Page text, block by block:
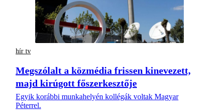
hír tv
Megszólalt a közmédia frissen kinevezett,
majd kirúgott főszerkesztője
Egyik korábbi munkahelyén kollégák voltak Magyar
Péterrel.